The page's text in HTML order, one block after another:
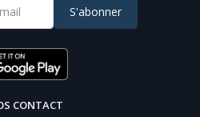
S'abonner
CONTACT